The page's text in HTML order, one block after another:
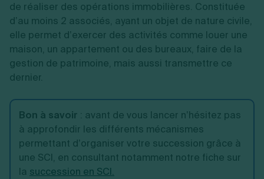
de réaliser des opérations immobilières. Constituée
d’au moins 2 associés, ayant un objet de nature civile,
elle permet d’exercer des activités comme louer une
maison, un appartement ou des bureaux, faire de la
gestion de patrimoine, mais aussi transmettre ce
dernier.
Bon à savoir : avant de vous lancer n’hésitez pas
à approfondir les différents mécanismes
permettant d’organiser votre succession grâce à
une SCI, en consultant notamment notre fiche sur
la succession en SCI.